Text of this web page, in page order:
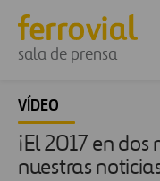
sala de prensa
VÍDEO
¡El 2017 en dos
nuestras